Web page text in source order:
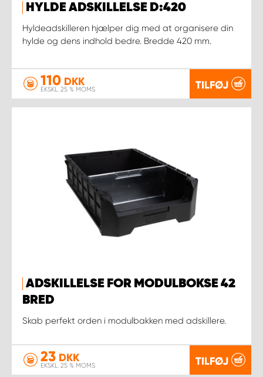
HYLDE ADSKILLELSE D:420
Hyldeadskilleren hjælper dig med at organisere din
hylde og dens indhold bedre. Bredde 420 mm.
110 DKK
EKSKL. 25 % MOMS TILFØJ
ADSKILLELSE FOR MODULBOKSE 42
BRED
Skab perfekt orden i modulbakken med adskillere.
23 DKK
EKSKL. 25 % MOMS TILFØJ